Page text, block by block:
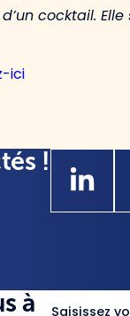
cocktail.
ici
!
à
Saisissez